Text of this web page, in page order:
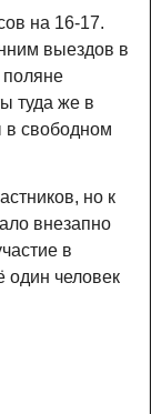
на 16-17.
выездов в
поляне
туда же в
в свободном
но к
внезапно
в
один человек